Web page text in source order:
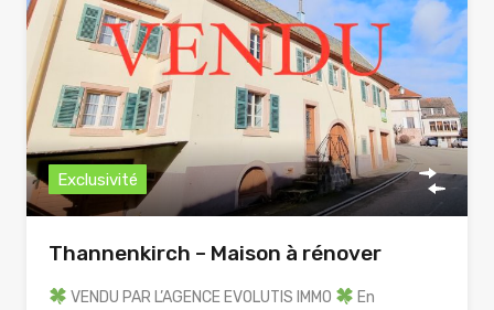
Exclusivité
Thannenkirch – Maison à rénover
VENDU PAR L’AGENCE EVOLUTIS IMMO
En